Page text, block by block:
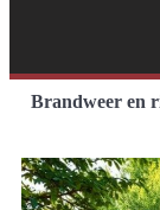
Brandweer en